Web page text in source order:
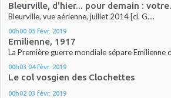
Bleurville, d'hier... pour demain :
Bleurville, vue aérienne, juillet 2014 [cl. G....
00h00 05 févr. 2019
Emilienne, 1917
La Première guerre mondiale sépare Emilienne
00h03 04 févr. 2019
Le col vosgien des Clochettes
00h02 03 févr. 2019